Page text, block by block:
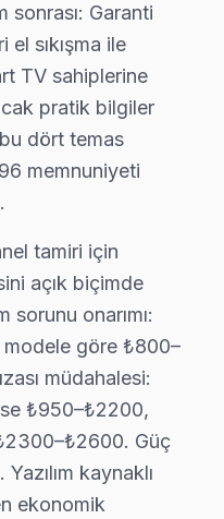
hacmi takvim boyunca
sırasında
Bayramı ve yaz
sezonu kampanyaları
tercihinde güven, fiyat
Forum İstanbul'tan
teknik desteği
Profesyonel Servis ve
bozulduğunda
teknisyen Dijitsu
parça kullanıyoruz.
kullanarak arızalı
Garanti
el sıkışma ile
TV sahiplerine
pratik bilgiler
dört temas
memnuniyeti
tamiri için
açık biçimde
onarımı:
göre ₺800–
müdahalesi:
₺950–₺2200,
Güç
Yazılım kaynaklı
ekonomik